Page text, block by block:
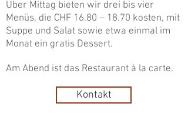
Über Mittag bieten wir drei bis vier
Menüs, die CHF 16.80 – 18.70 kosten, mit
Suppe und Salat sowie etwa einmal im
Monat ein gratis Dessert.
Am Abend ist das Restaurant à la carte.
Kontakt